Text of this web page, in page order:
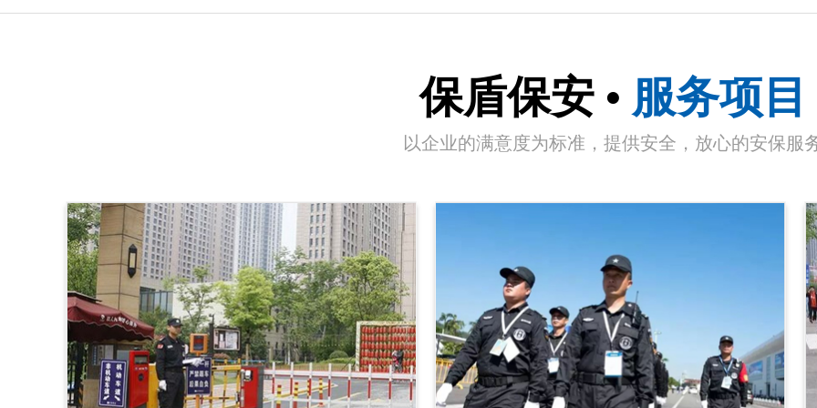
保盾保安• 服务项目
以企业的满意度为标准，提供安全，放心的安保服